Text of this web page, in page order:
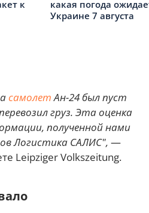
к
какая погода
Украине 7 августа
самолетАн-24 был пуст
груз. Эта оценка
полученной нами
Логистика САЛИС", —
Leipziger Volkszeitung.